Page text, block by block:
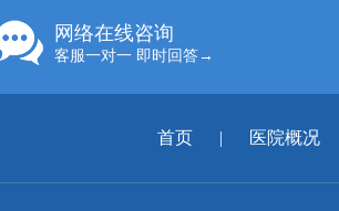
网络在线咨询
客服一对一 即时回答→
首页 | 医院概况